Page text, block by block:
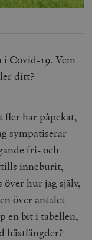
i Covid-19. Vem
ditt?
flerhar påpekat,
sympatiserar
fri- och
inneburit,
hur jag själv,
över antalet
en bit i tabellen,
hästlängder?